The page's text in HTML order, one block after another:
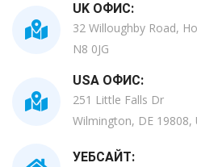
UK ОФИС:
32 Willoughby Road,
N8 0JG
USA ОФИС:
251 Little Falls Dr
Wilmington, DE 19808,
УЕБСАЙТ: